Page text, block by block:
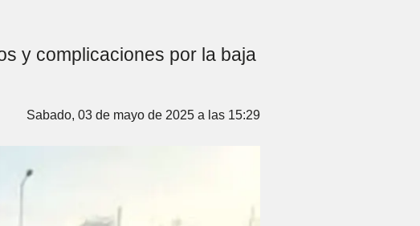
y complicaciones por la baja
Sabado, 03 de mayo de 2025 a las 15:29